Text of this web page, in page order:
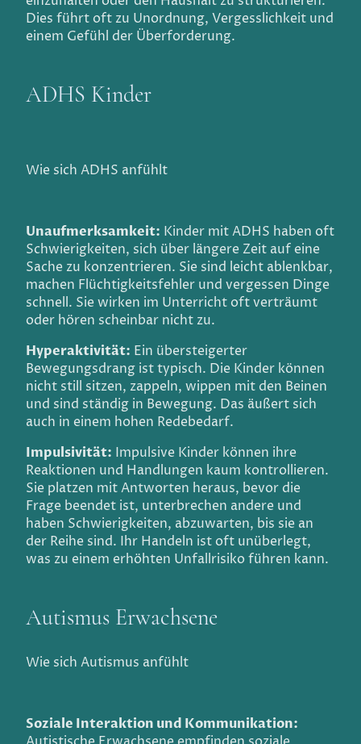
Dies führt oft zu Unordnung, Vergesslichkeit und
einem Gefühl der Überforderung.
ADHS Kinder
Wie sich ADHS anfühlt
Unaufmerksamkeit: Kinder mit ADHS haben oft
Schwierigkeiten, sich über längere Zeit auf eine
Sache zu konzentrieren. Sie sind leicht ablenkbar,
machen Flüchtigkeitsfehler und vergessen Dinge
schnell. Sie wirken im Unterricht oft verträumt
oder hören scheinbar nicht zu.
Hyperaktivität: Ein übersteigerter
Bewegungsdrang ist typisch. Die Kinder können
nicht still sitzen, zappeln, wippen mit den Beinen
und sind ständig in Bewegung. Das äußert sich
auch in einem hohen Redebedarf.
Impulsivität: Impulsive Kinder können ihre
Reaktionen und Handlungen kaum kontrollieren.
Sie platzen mit Antworten heraus, bevor die
Frage beendet ist, unterbrechen andere und
haben Schwierigkeiten, abzuwarten, bis sie an
der Reihe sind. Ihr Handeln ist oft unüberlegt,
was zu einem erhöhten Unfallrisiko führen kann.
Autismus Erwachsene
Wie sich Autismus anfühlt
Soziale Interaktion und Kommunikation: